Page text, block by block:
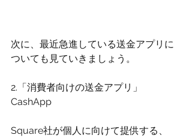
次に、最近急進している送金アプリに
ついても見ていきましょう。
2.「消費者向けの送金アプリ」
CashApp
Square社が個人に向けて提供する、